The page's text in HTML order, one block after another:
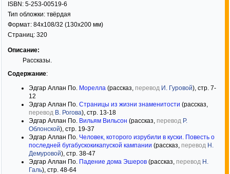
ISBN: 5-253-00519-6
Тип обложки: твёрдая
Формат: 84x108/32 (130x200 мм)
Страниц: 320
Описание:
Рассказы.
Содержание:
Эдгар Аллан По. Морелла (рассказ, перевод И. Гуровой), стр. 7-
12
Эдгар Аллан По. Страницы из жизни знаменитости (рассказ,
перевод В. Рогова), стр. 13-18
Эдгар Аллан По. Вильям Вильсон (рассказ, перевод Р.
Облонской), стр. 19-37
Эдгар Аллан По. Человек, которого изрубили в куски. Повесть о
последней бугабускокикапуской кампании (рассказ, перевод Н.
Демуровой), стр. 38-47
Эдгар Аллан По. Падение дома Эшеров (рассказ, перевод Н.
Галь), стр. 48-64